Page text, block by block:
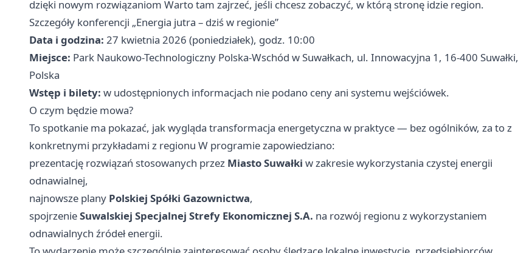
dzięki nowym rozwiązaniom Warto tam zajrzeć, jeśli chcesz zobaczyć, w którą stronę idzie region.
Szczegóły konferencji „Energia jutra – dziś w regionie”
Data i godzina: 27 kwietnia 2026 (poniedziałek), godz. 10:00
Miejsce: Park Naukowo-Technologiczny Polska-Wschód w Suwałkach, ul. Innowacyjna 1, 16-400 Suwałki,
Polska
Wstęp i bilety: w udostępnionych informacjach nie podano ceny ani systemu wejściówek.
O czym będzie mowa?
To spotkanie ma pokazać, jak wygląda transformacja energetyczna w praktyce — bez ogólników, za to z
konkretnymi przykładami z regionu W programie zapowiedziano:
prezentację rozwiązań stosowanych przez Miasto Suwałki w zakresie wykorzystania czystej energii
odnawialnej,
najnowsze plany Polskiej Spółki Gazownictwa,
spojrzenieSuwalskiej Specjalnej Strefy Ekonomicznej S.A. na rozwój regionu z wykorzystaniem
odnawialnych źródeł energii.